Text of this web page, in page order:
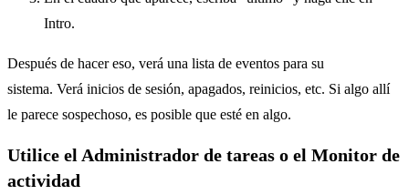
Intro.
Después de hacer eso, verá una lista de eventos para su
sistema. Verá inicios de sesión, apagados, reinicios, etc. Si algo allí
le parece sospechoso, es posible que esté en algo.
Utilice el Administrador de tareas o el Monitor de
actividad